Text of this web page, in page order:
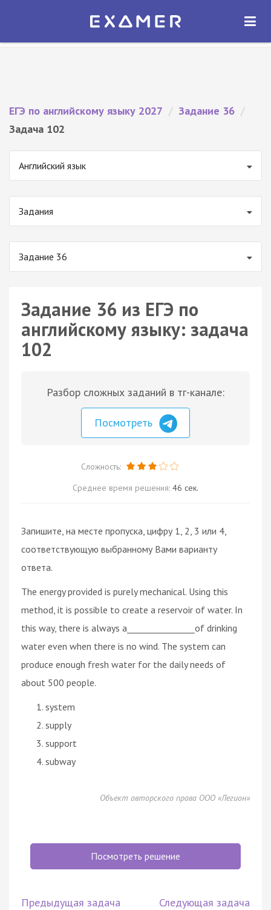
Экзамер — ЕГЭ 2027
ОТКРЫТЬ
ЕГЭ по английскому языку 2027 / Задание 36 /
Задача 102
Английский язык
Задания
Задание 36
Задание 36 из ЕГЭ по
английскому языку: задача
102
Разбор сложных заданий в тг-канале:
Посмотреть
Сложность:
Среднее время решения: 46 сек.
Запишите, на месте пропуска, цифру 1, 2, 3 или 4,
соответствующую выбранному Вами варианту
ответа.
The energy provided is purely mechanical. Using this
method, it is possible to create a reservoir of water. In
this way, there is always a________________of drinking
water even when there is no wind. The system can
produce enough fresh water for the daily needs of
about 500 people.
system
supply
support
subway
Объект авторского права ООО «Легион»
Посмотреть решение
Предыдущая задача Следующая задача